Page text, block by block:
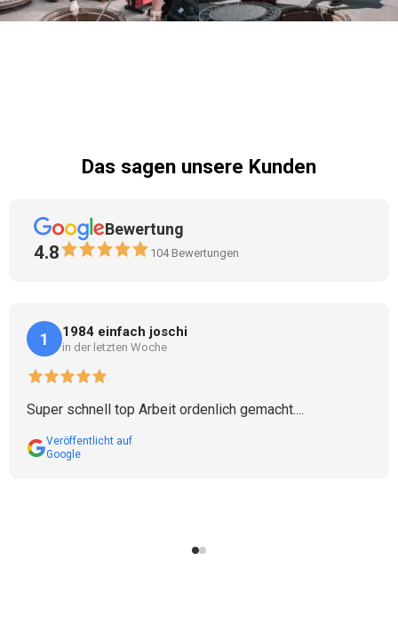
Das sagen unsere Kunden
Bewertung
4.8 104Bewertungen
1 1984 einfach joschi
in der letzten Woche
Super schnell top Arbeit ordenlich gemacht....
Veröffentlicht auf
Google